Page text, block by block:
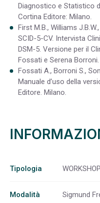
Diagnostico e Statistico
Cortina Editore: Milano.
First M.B., Williams
SCID-5-CV. Intervista
DSM-5. Versione per il
Fossati e Serena
Fossati A., Borroni S.,
Manuale d’uso della
Editore. Milano.
Tipologia WORKSHOP
Modalità Sigmund